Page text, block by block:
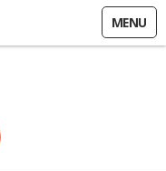
MENU